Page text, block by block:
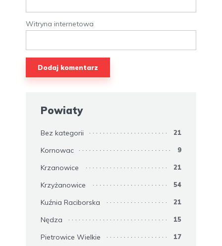
Witryna internetowa
Powiaty
Bez kategorii 21
Kornowac 9
Krzanowice 21
Krzyżanowice 54
Kuźnia Raciborska 21
Nędza 15
Pietrowice Wielkie 17